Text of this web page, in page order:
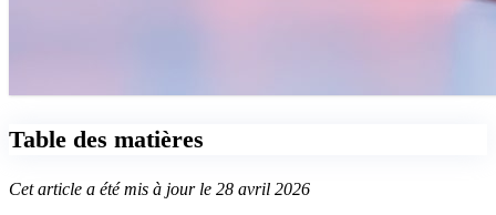
Table des matières
Cet article a été mis à jour le 28 avril 2026